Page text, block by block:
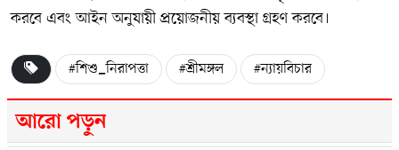
করবে এবং আইন অনুযায়ী প্রয়োজনীয় ব্যবস্থা গ্রহণ করবে।
#শিশু_নিরাপত্তা #শ্রীমঙ্গল #ন্যায়বিচার
আরো পড়ুন